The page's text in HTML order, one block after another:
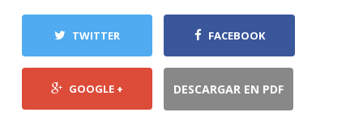
TWITTER FACEBOOK
GOOGLE + DESCARGAR EN PDF